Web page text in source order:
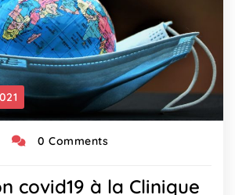
0 Comments
covid19 à la Clinique